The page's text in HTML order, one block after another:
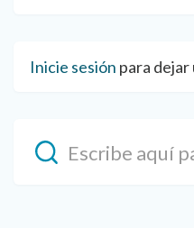
Inicie sesión para